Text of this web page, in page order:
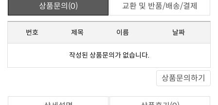
상품문의(0)
교환 및 반품/배송/결제
번호 제목 이름 날짜
작성된 상품문의가 없습니다.
상품문의하기